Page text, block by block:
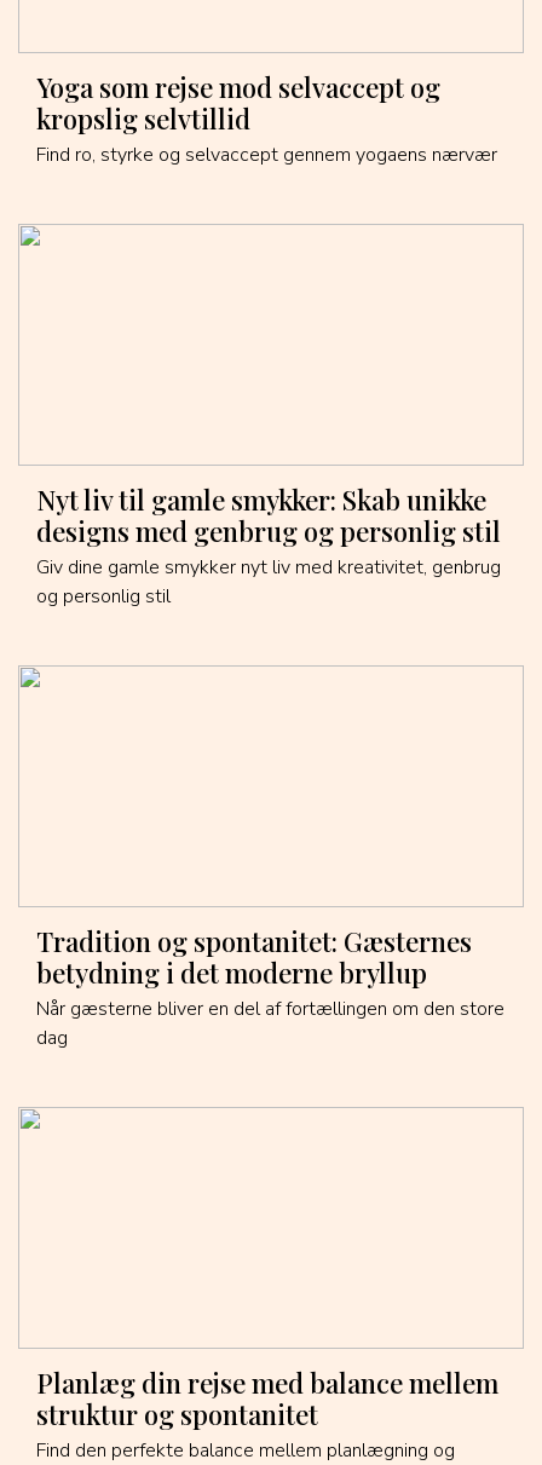
Yoga som rejse mod selvaccept og
kropslig selvtillid
Find ro, styrke og selvaccept gennem yogaens nærvær
Nyt liv til gamle smykker: Skab unikke
designs med genbrug og personlig stil
Giv dine gamle smykker nyt liv med kreativitet, genbrug
og personlig stil
Tradition og spontanitet: Gæsternes
betydning i det moderne bryllup
Når gæsterne bliver en del af fortællingen om den store
dag
Planlæg din rejse med balance mellem
struktur og spontanitet
Find den perfekte balance mellem planlægning og